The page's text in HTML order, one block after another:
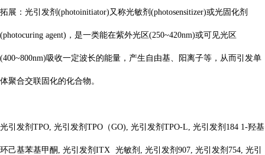
拓展：光引发剂 (photoinitiator)又称光敏剂(photosensitizer)或光固化剂
(photocuring agent)，是一类能在紫外光区(250~420nm)或可见光区
(400~800nm)吸收一定波长的能量，产生自由基、阳离子等，从而引发单
体聚合交联固化的化合物。
光引发剂 TPO, 光引发剂TPO（GO), 光引发剂TPO-L, 光引发剂184 1-羟基
环己基苯基甲酮, 光引发剂ITX 光敏剂 , 光引发剂907, 光引发剂754, 光引